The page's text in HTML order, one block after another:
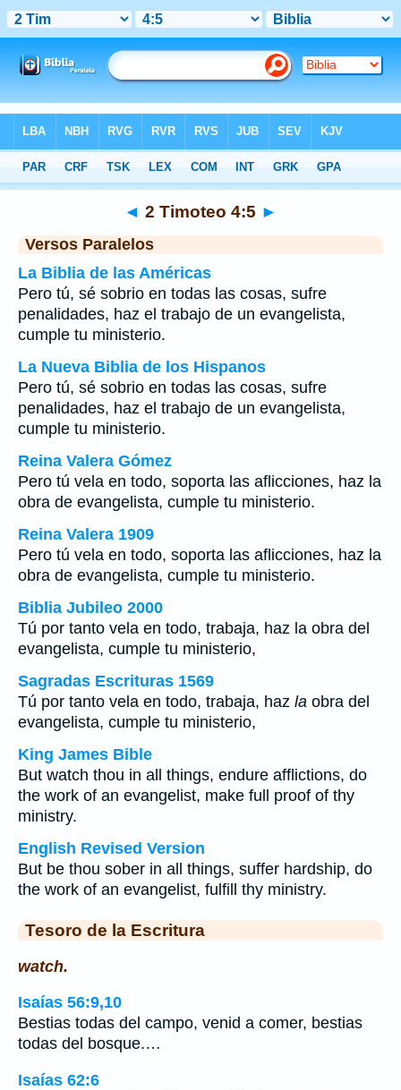
>2 Timoteo Capítulo 4 > Verso 5
◄ 2 Timoteo 4:5 ►
Versos Paralelos
La Biblia de las Américas
Pero tú, sé sobrio en todas las cosas, sufre
penalidades, haz el trabajo de un evangelista,
cumple tu ministerio.
La Nueva Biblia de los Hispanos
Pero tú, sé sobrio en todas las cosas, sufre
penalidades, haz el trabajo de un evangelista,
cumple tu ministerio.
Reina Valera Gómez
Pero tú vela en todo, soporta las aflicciones, haz la
obra de evangelista, cumple tu ministerio.
Reina Valera 1909
Pero tú vela en todo, soporta las aflicciones, haz la
obra de evangelista, cumple tu ministerio.
Biblia Jubileo 2000
Tú por tanto vela en todo, trabaja, haz la obra del
evangelista, cumple tu ministerio,
Sagradas Escrituras 1569
Tú por tanto vela en todo, trabaja, haz la obra del
evangelista, cumple tu ministerio,
King James Bible
But watch thou in all things, endure afflictions, do
the work of an evangelist, make full proof of thy
ministry.
English Revised Version
But be thou sober in all things, suffer hardship, do
the work of an evangelist, fulfill thy ministry.
Tesoro de la Escritura
watch.
Isaías 56:9,10
Bestias todas del campo, venid a comer, bestias
todas del bosque.…
Isaías 62:6